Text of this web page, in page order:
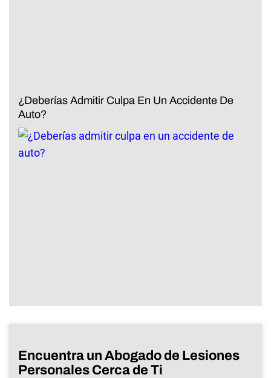
¿Deberías Admitir Culpa En Un Accidente De
Auto?
Encuentra un Abogado de Lesiones
Personales Cerca de Ti